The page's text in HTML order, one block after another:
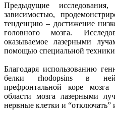
Предыдущие
зависимостью,
тенденцию – достижение
головного мозга.
оказываемое лазерными
помощью специальной
Благодаря использованию
белки rhodopsins в
префронтальной коре
области мозга лазерными
нервные клетки и